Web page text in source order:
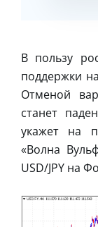
В пользу
поддержки
Отменой
станет
укажет на
«Волна
USD/JPY на